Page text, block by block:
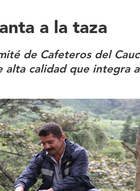
a la taza
de Cafeteros del
alta calidad que integra